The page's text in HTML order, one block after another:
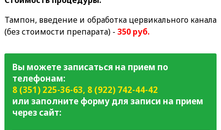
Тампон, введение и обработка цервикального канала
(без стоимости препарата) - 350руб.
Вы можете записаться на прием по
телефонам:
8 (351) 225-36-63, 8 (922) 742-44-42
или заполните форму для записи на прием
через сайт: